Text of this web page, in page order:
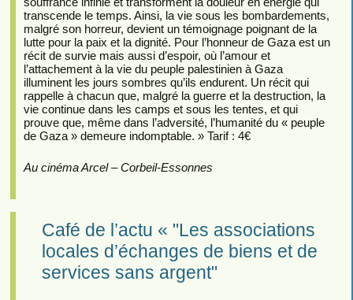
transcende le temps. Ainsi, la vie sous les bombardements,
malgré son horreur, devient un témoignage poignant de la
lutte pour la paix et la dignité. Pour l’honneur de Gaza est un
récit de survie mais aussi d’espoir, où l’amour et
l’attachement à la vie du peuple palestinien à Gaza
illuminent les jours sombres qu’ils endurent. Un récit qui
rappelle à chacun que, malgré la guerre et la destruction, la
vie continue dans les camps et sous les tentes, et qui
prouve que, même dans l’adversité, l’humanité du « peuple
de Gaza » demeure indomptable. » Tarif : 4€
Au cinéma Arcel – Corbeil-Essonnes
Café de l’actu « "Les associations
locales d’échanges de biens et de
services sans argent"